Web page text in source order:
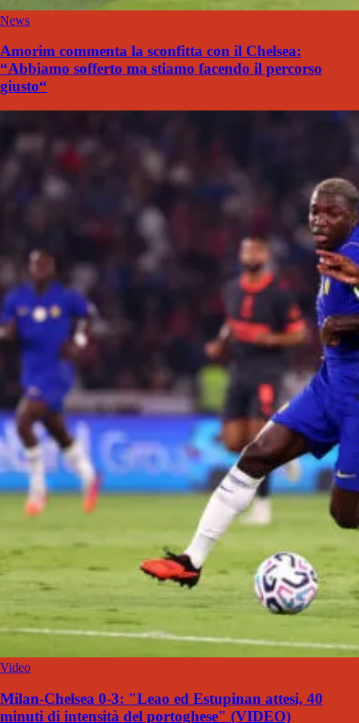
News
Amorim commenta la sconfitta con il Chelsea:
“Abbiamo sofferto ma stiamo facendo il percorso
giusto“
Video
Milan-Chelsea 0-3: "Leao ed Estupinan attesi, 40
minuti di intensità del portoghese" (VIDEO)